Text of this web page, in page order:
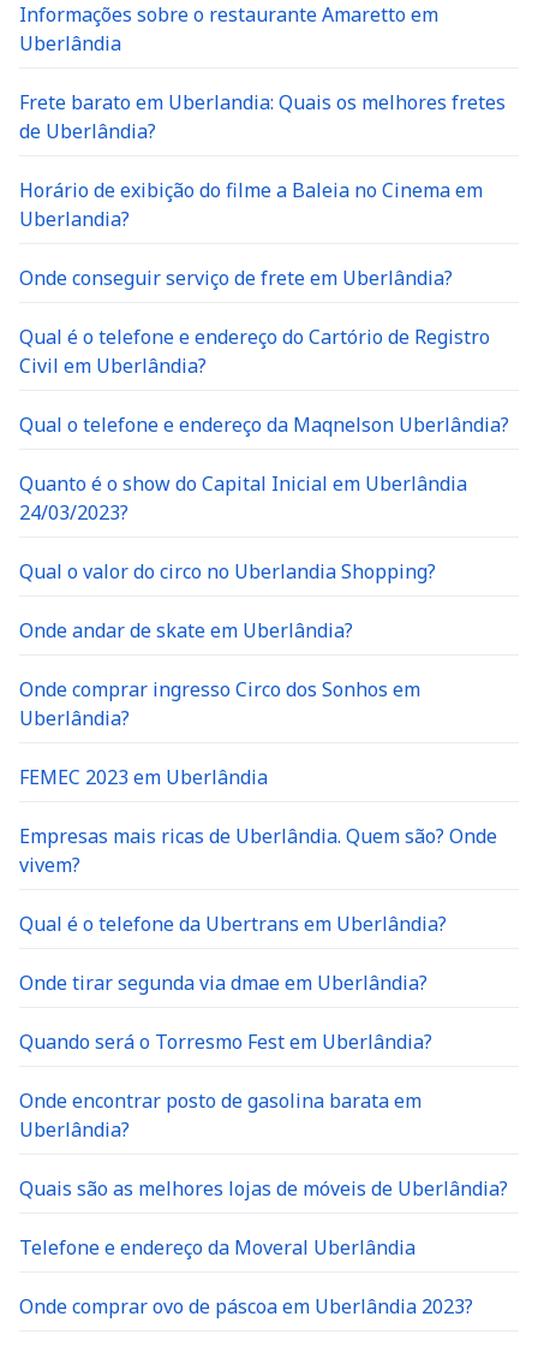
Informações sobre o restaurante Amaretto em
Uberlândia
Frete barato em Uberlandia: Quais os melhores fretes
de Uberlândia?
Horário de exibição do filme a Baleia no Cinema em
Uberlandia?
Onde conseguir serviço de frete em Uberlândia?
Qual é o telefone e endereço do Cartório de Registro
Civil em Uberlândia?
Qual o telefone e endereço da Maqnelson Uberlândia?
Quanto é o show do Capital Inicial em Uberlândia
24/03/2023?
Qual o valor do circo no Uberlandia Shopping?
Onde andar de skate em Uberlândia?
Onde comprar ingresso Circo dos Sonhos em
Uberlândia?
FEMEC 2023 em Uberlândia
Empresas mais ricas de Uberlândia. Quem são? Onde
vivem?
Qual é o telefone da Ubertrans em Uberlândia?
Onde tirar segunda via dmae em Uberlândia?
Quando será o Torresmo Fest em Uberlândia?
Onde encontrar posto de gasolina barata em
Uberlândia?
Quais são as melhores lojas de móveis de Uberlândia?
Telefone e endereço da Moveral Uberlândia
Onde comprar ovo de páscoa em Uberlândia 2023?